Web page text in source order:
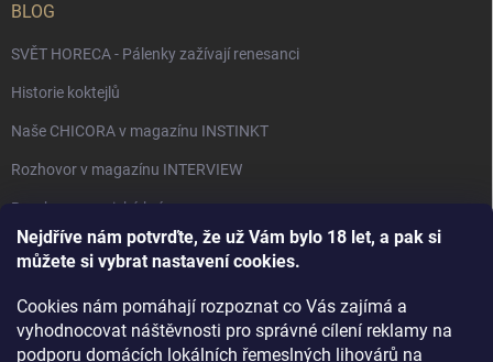
Nejdříve nám potvrďte, že už Vám bylo 18 let, a pak si
můžete si vybrat nastavení cookies.
Cookies nám pomáhají rozpoznat co Vás zajímá a
vyhodnocovat náštěvnosti pro správné cílení reklamy na
podporu domácích lokálních řemeslných lihovárů na
BLOG
SVĚT HORECA - Pálenky zažívají renesanci
Historie koktejlů
Naše CHICORA v magazínu INSTINKT
Rozhovor v magazínu INTERVIEW
Bourbon, americká krása.
Napsali v TÝDNU o naší práci
Rozhovor s DESTILERKA.CZ v magazínu DRINKING-CAT